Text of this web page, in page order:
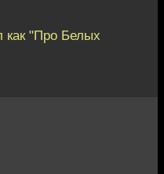
как "Про Белых